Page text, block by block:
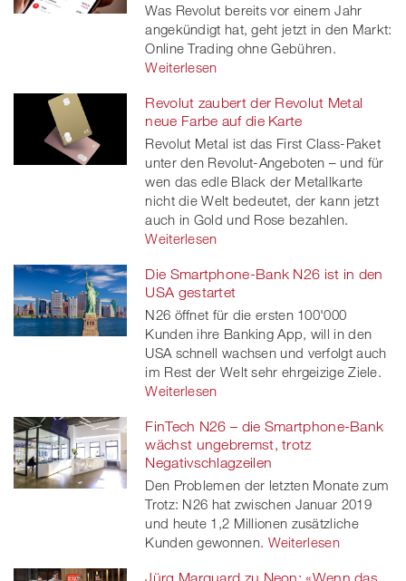
Was Revolut bereits vor einem Jahr
angekündigt hat, geht jetzt in den Markt:
Online Trading ohne Gebühren.
Weiterlesen
Revolut zaubert der Revolut Metal
neue Farbe auf die Karte
Revolut Metal ist das First Class-Paket
unter den Revolut-Angeboten – und für
wen das edle Black der Metallkarte
nicht die Welt bedeutet, der kann jetzt
auch in Gold und Rose bezahlen.
Weiterlesen
Die Smartphone-Bank N26 ist in den
USA gestartet
N26 öffnet für die ersten 100'000
Kunden ihre Banking App, will in den
USA schnell wachsen und verfolgt auch
im Rest der Welt sehr ehrgeizige Ziele.
Weiterlesen
FinTech N26 – die Smartphone-Bank
wächst ungebremst, trotz
Negativschlagzeilen
Den Problemen der letzten Monate zum
Trotz: N26 hat zwischen Januar 2019
und heute 1,2 Millionen zusätzliche
Kunden gewonnen. Weiterlesen
Jürg Marquard zu Neon: «Wenn das